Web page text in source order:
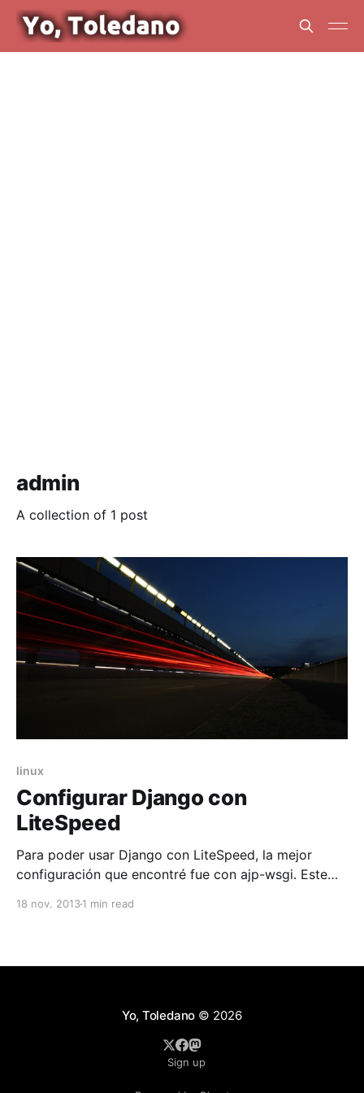
admin
A collection of 1 post
linux
Configurar Django con
LiteSpeed
Para poder usar Django con LiteSpeed, la mejor
configuración que encontré fue con ajp-wsgi. Este
18 nov. 20131 min read
Yo, Toledano © 2026
Sign up